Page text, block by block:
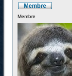
Membre